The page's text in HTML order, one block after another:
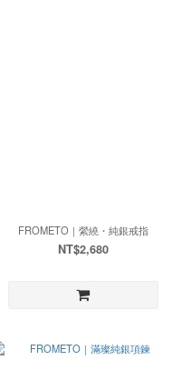
FROMETO｜縈繞・純銀戒指
NT$2,680